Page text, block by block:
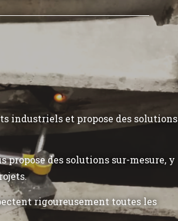
industriels et propose des solutions
des solutions sur-mesure, y
rigoureusement toutes les